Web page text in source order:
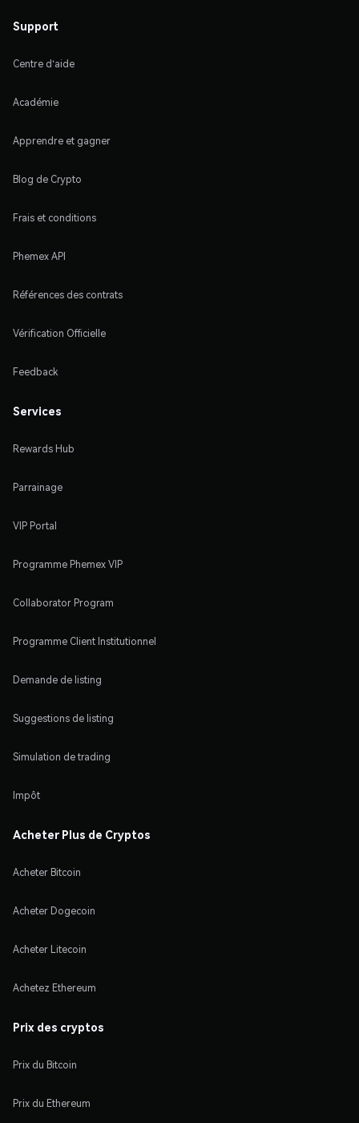
Support
Centre d'aide
Académie
Apprendre et gagner
Blog de Crypto
Frais et conditions
Phemex API
Références des contrats
Vérification Officielle
Feedback
Services
Rewards Hub
Parrainage
VIP Portal
Programme Phemex VIP
Collaborator Program
Programme Client Institutionnel
Demande de listing
Suggestions de listing
Simulation de trading
Impôt
Acheter Plus de Cryptos
Acheter Bitcoin
Acheter Dogecoin
Acheter Litecoin
Achetez Ethereum
Prix des cryptos
Prix du Bitcoin
Prix du Ethereum